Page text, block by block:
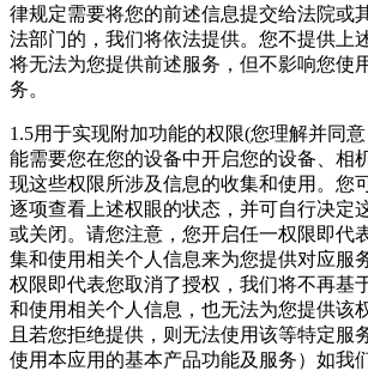
律规定需要将您的前述信息提交给法院或
法部门的，我们将依法提供。您不提供上
将无法为您提供前述服务，但不影响您使
务。
1.5用于实现附加功能的权限(您理解并同
能需要您在您的设备中开启您的设备、相
现这些权限所涉及信息的收集和使用。您
逐项查看上述权眼的状态，并可自行决定
或关闭。请您注意，您开启任一权限即代
集和使用相关个人信息来为您提供对应服
权限即代表您取消了授权，我们将不再基
和使用相关个人信息，也无法为您提供该
且若您拒绝提供，则无法使用该等特定服
使用本应用的基本产品功能及服务）如我